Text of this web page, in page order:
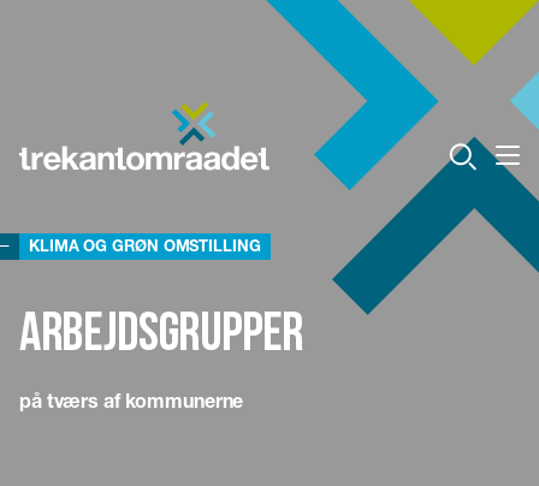
KLIMA OG GRØN OMSTILLING
Arbejdsgrupper
på tværs af kommunerne